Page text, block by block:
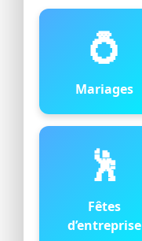
💍
Mariages
🕺
Fêtes
d’entreprise